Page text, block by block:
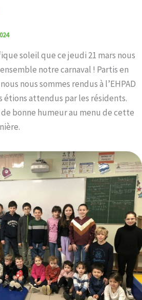
soleil que ce jeudi 21 mars nous
notre carnaval ! Partis en
nous sommes rendus à l’EHPAD
étions attendus par les résidents.
bonne humeur au menu de cette